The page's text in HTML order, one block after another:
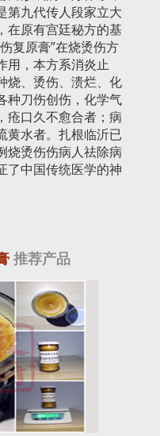
第九代传人段家立大
在原有宫廷秘方的基
复原膏”在烧烫伤方
用，本方系消炎止
烧、烫伤、溃烂、化
种刀伤创伤，化学气
疮口久不愈合者；病
黄水者。扎根临沂已
烧烫伤伤病人祛除病
了中国传统医学的神
推荐产品